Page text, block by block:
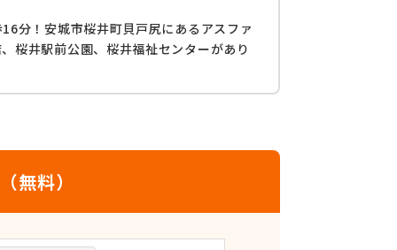
分！安城市桜井町貝戸尻にあるアスファ
桜井駅前公園、桜井福祉センターがあり
無料）